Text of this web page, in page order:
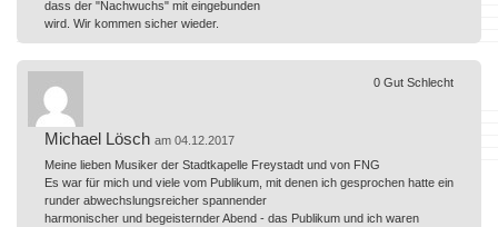
dass der "Nachwuchs" mit eingebunden
wird. Wir kommen sicher wieder.
Michael Lösch am 04.12.2017
Meine lieben Musiker der Stadtkapelle Freystadt und von FNG
Es war für mich und viele vom Publikum, mit denen ich gesprochen hatte ein
runder abwechslungsreicher spannender
harmonischer und begeisternder Abend - das Publikum und ich waren
0 Gut Schlecht